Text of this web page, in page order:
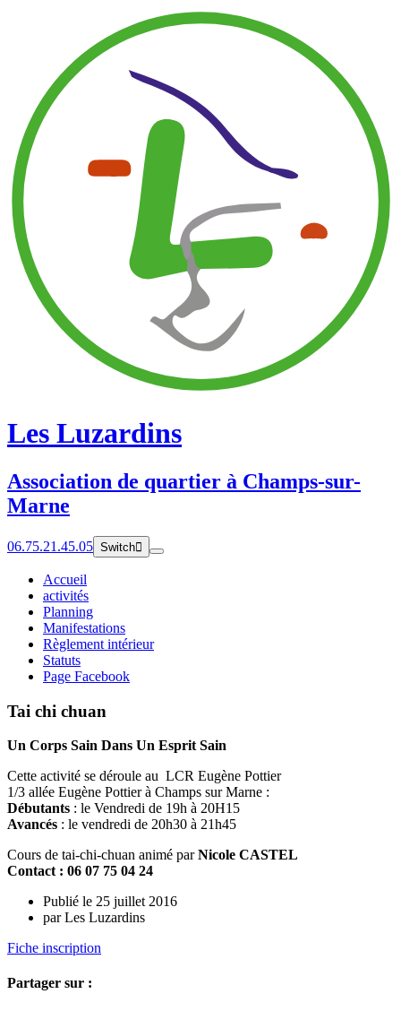
Les Luzardins
Association de quartier à Champs-sur-
Marne
06.75.21.45.05 Switch
Accueil
​activités
Planning
Manifestations
Règlement intérieur
Statuts
Page Facebook
Tai chi chuan
Un Corps Sain Dans Un Esprit Sain
Cette activité se déroule au LCR Eugène Pottier
1/3 allée Eugène Pottier à Champs sur Marne :
Débutants : le Vendredi de 19h à 20H15
Avancés : le vendredi de 20h30 à 21h45
Cours de tai-chi-chuan animé parNicole CASTEL
Contact : 06 07 75 04 24
Publié le 25 juillet 2016
par Les Luzardins
Fiche inscription
Partager sur :